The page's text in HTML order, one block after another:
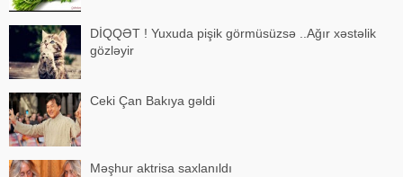
DİQQƏT ! Yuxuda pişik görmüsüzsə ..Ağır xəstəlik
gözləyir
Ceki Çan Bakıya gəldi
Məşhur aktrisa saxlanıldı